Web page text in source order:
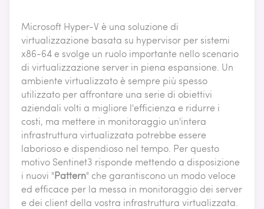
Microsoft Hyper-V è una soluzione di
virtualizzazione basata su hypervisor per sistemi
x86-64 e svolge un ruolo importante nello scenario
di virtualizzazione server in piena espansione. Un
ambiente virtualizzato è sempre più spesso
utilizzato per affrontare una serie di obiettivi
aziendali volti a migliore l'efficienza e ridurre i
costi, ma mettere in monitoraggio un'intera
infrastruttura virtualizzata potrebbe essere
laborioso e dispendioso nel tempo. Per questo
motivo Sentinet3 risponde mettendo a disposizione
i nuovi "Pattern" che garantiscono un modo veloce
ed efficace per la messa in monitoraggio dei server
e dei client della vostra infrastruttura virtualizzata.